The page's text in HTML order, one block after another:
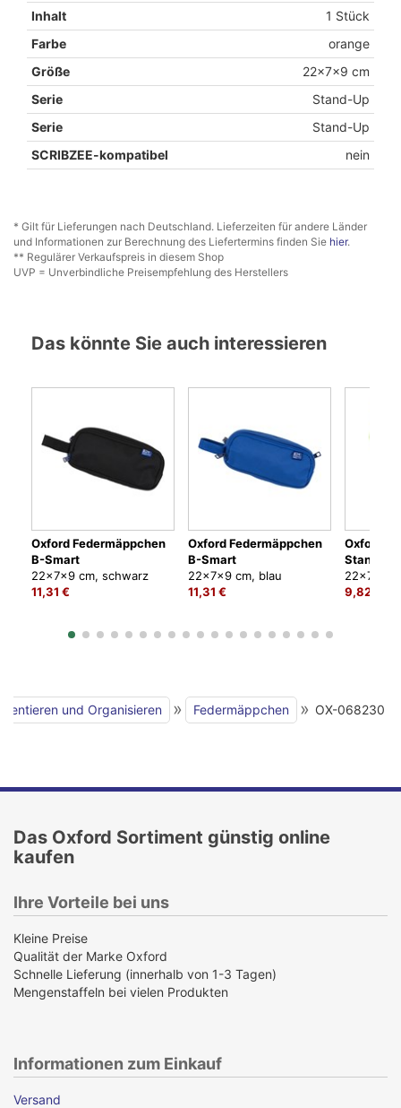
Inhalt
1 Stück
Farbe
orange
Größe
22x7x9 cm
Serie
Stand-Up
Serie
Stand-Up
SCRIBZEE-kompatibel
nein
* Gilt für Lieferungen nach Deutschland. Lieferzeiten für andere Länder
und Informationen zur Berechnung des Liefertermins finden Sie hier.
** Regulärer Verkaufspreis in diesem Shop
UVP = Unverbindliche Preisempfehlung des Herstellers
Das könnte Sie auch interessieren
Oxford Federmäppchen
B-Smart
22x7x9 cm, schwarz
11,31 €
Oxford Federmäppchen
B-Smart
22x7x9 cm, blau
11,31 €
Oxford
Stand-Up
22x7x9
9,82 €
und Organisieren » Federmäppchen » OX-068230
Das Oxford Sortiment günstig online
kaufen
Ihre Vorteile bei uns
Kleine Preise
Qualität der Marke Oxford
Schnelle Lieferung (innerhalb von 1-3 Tagen)
Mengenstaffeln bei vielen Produkten
Informationen zum Einkauf
Versand